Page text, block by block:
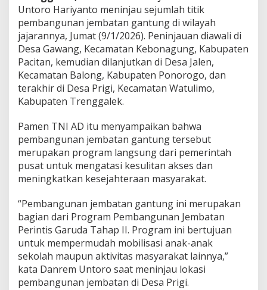
n
G
a
n
t
u
g
d
i
a
y
a
h
j
a
r
a
n
Untoro Hariyanto meninjau sejumlah titik
pembangunan jembatan gantung di wilayah
jajarannya, Jumat (9/1/2026). Peninjauan diawali di
Desa Gawang, Kecamatan Kebonagung, Kabupaten
Pacitan, kemudian dilanjutkan di Desa Jalen,
Kecamatan Balong, Kabupaten Ponorogo, dan
terakhir di Desa Prigi, Kecamatan Watulimo,
Kabupaten Trenggalek.
Pamen TNI AD itu menyampaikan bahwa
pembangunan jembatan gantung tersebut
merupakan program langsung dari pemerintah
pusat untuk mengatasi kesulitan akses dan
meningkatkan kesejahteraan masyarakat.
“Pembangunan jembatan gantung ini merupakan
bagian dari Program Pembangunan Jembatan
Perintis Garuda Tahap II. Program ini bertujuan
untuk mempermudah mobilisasi anak-anak
sekolah maupun aktivitas masyarakat lainnya,”
kata Danrem Untoro saat meninjau lokasi
pembangunan jembatan di Desa Prigi.